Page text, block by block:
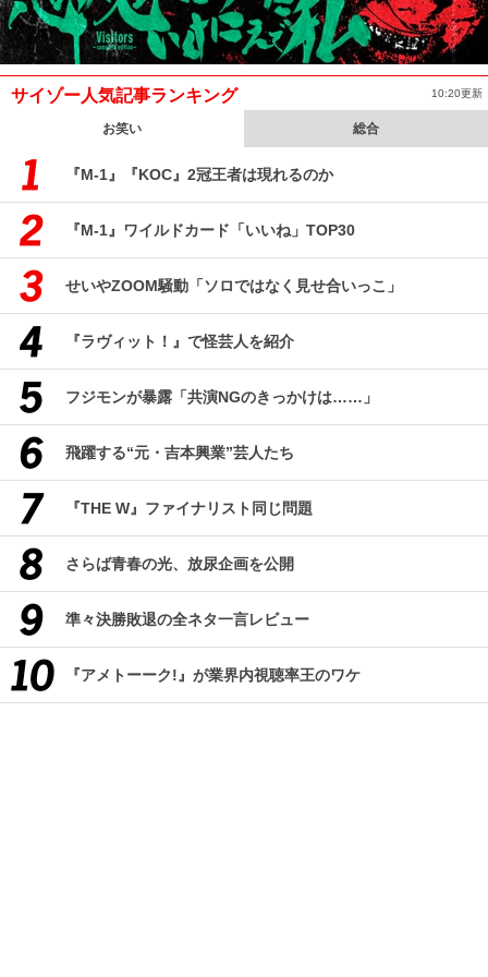
サイゾー人気記事ランキング 10:20更新
お笑い 総合
『M-1』『KOC』2冠王者は現れるのか
『M-1』ワイルドカード「いいね」TOP30
せいやZOOM騒動「ソロではなく見せ合いっこ」
『ラヴィット！』で怪芸人を紹介
フジモンが暴露「共演NGのきっかけは……」
飛躍する“元・吉本興業”芸人たち
『THE W』ファイナリスト同じ問題
さらば青春の光、放尿企画を公開
準々決勝敗退の全ネタ一言レビュー
『アメトーーク!』が業界内視聴率王のワケ